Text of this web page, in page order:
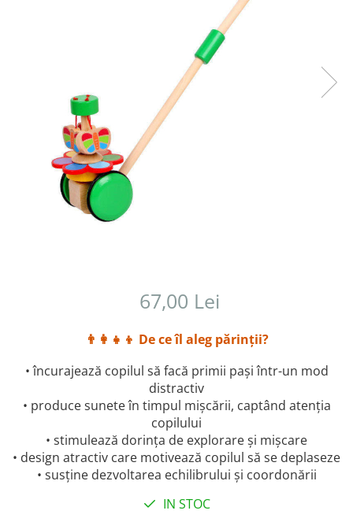
67,00 Lei
👨‍👩‍👧‍👦 De ce îl aleg părinții?
• încurajează copilul să facă primii pași într-un mod
distractiv
• produce sunete în timpul mișcării, captând atenția
copilului
• stimulează dorința de explorare și mișcare
• design atractiv care motivează copilul să se deplaseze
• susține dezvoltarea echilibrului și coordonării
IN STOC